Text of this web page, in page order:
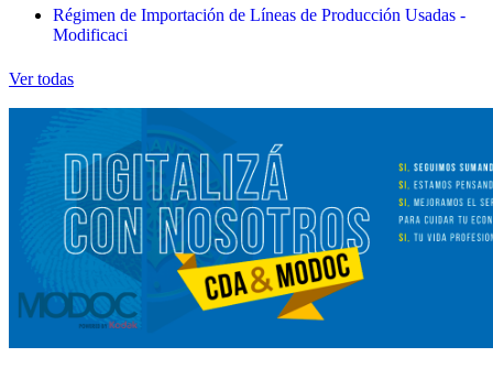
Régimen de Importación de Líneas de Producción Usadas -
Modificaci
Ver todas